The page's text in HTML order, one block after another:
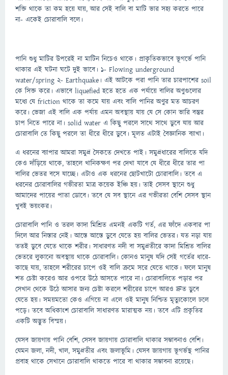
শক্তি থাকে তা কম হয়ে যায়, আর সেই বালি বা মাটি ভার সহ্য করতে পারে
না- একেই চোরাবালি বলে।
পানি শুধু মাটির উপরেই না মাটিন নিচেও থাকে। প্রাকৃতিকভাবে ভূগর্ভে পানি
থাকার এই ঘটনা ঘটে দুই ভাবে। ১- Flowing underground
water/spring ২- Earthquake। এই আটকে পরা পানি তার চারপাশের soil
কে সিক্ত করে। এভাবে liquefied হতে হতে এক পর্যায়ে বালির অণুগুলোর
মধ্যে যে friction থাকে তা কমে যায় এবং বালি পানির অণুর মত আচরণ
করে। ভেজা এই বালি এক পর্যায় এমন অবস্থায় যায় যে সে কোন ভারি বস্তুর
চাপ নিতে পারে না। solid water এ কিছু পরলে সাথে সাথে ডুবে যায় আর
চোরাবালি তে কিছু পরলে তা ধীরে ধীরে ডুবে। মূলত এটাই বৈজ্ঞানিক ব্যাখা।
এ ধরনের ব্যাপার আমরা সমুদ্র সৈকতে দেখতে পাই। সমুদ্রধারের বালিতে যদি
কেও দাঁড়িয়ে থাকে, তাহলে খানিকক্ষণ পর দেখা যাবে যে ধীরে ধীরে তার পা
বালির ভেতর বসে যাচ্ছে। এটাও এক ধরনের ছোটখাটো চোরাবালি। তবে এ
ধরনের চোরাবালির গভীরতা মাত্র কয়েক ইঞ্চি হয়। তাই সেসব স্থানে শুধু
আমাদের পায়ের পাতা ডোবে। তবে যে সব স্থানে এর গভীরতা বেশি সেসব স্থান
খুবই ভয়ংকর।
চোরাবালি পানি ও তরল কাদা মিশ্রিত এমনই একটি গর্ত, এর ফাঁদে একবার পা
দিলে আর নিস্তার নেই। আস্তে আস্তে ডুবে যেতে হয় বালির ভেতর। যত নড়া যায়
ততই ডুবে যেতে থাকে শরীর। সাধারণত নদী বা সমুদ্রতীরে কাদা মিশ্রিত বালির
ভেতরে লুকানো অবস্থায় থাকে চোরাবালি। কোনও মানুষ যদি সেই গর্তের ধারে-
কাছে যায়, তাহলে শরীরের চাপে ওই বালি ক্রমে সরে যেতে থাকে। ফলে মানুষ
শত চেষ্টা করেও আর ওপরে উঠে আসতে পারে না। চোরাবালিতে পড়ার পর
সেখান থেকে উঠে আসার জন্য চেষ্টা করলে শরীরের চাপে আরও দ্রুত ডুবে
যেতে হয়। সময়মতো কেও এগিয়ে না এলে ওই মানুষ নিশ্চিত মৃত্যুকোলে ঢলে
পড়ে। তবে অধিকাংশ চোরাবালি সাধারণত মারাত্মক নয়। তবে এটি প্রকৃতির
একটি অদ্ভুত বিস্ময়।
যেসব জায়গায় পানি বেশি, সেসব জায়গায় চোরাবালি থাকার সম্ভাবনাও বেশি।
যেমন জলা, নদী, খাল, সমুদ্রতীর এবং জলাভূমি। যেসব জায়গায় ভূগর্ভস্থ পানির
প্রবাহ থাকে সেখানে চোরাবালি থাকতে পারে বা থাকার সম্ভাবনা রয়েছে।